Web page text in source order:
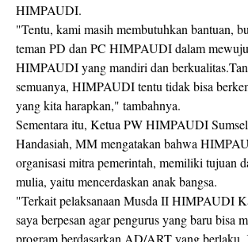
HIMPAUDI.
"Tentu, kami masih membutuhkan bantuan,
teman PD dan PC HIMPAUDI dalam
HIMPAUDI yang mandiri dan
semuanya, HIMPAUDI tentu tidak bisa
yang kita harapkan," tambahnya.
Sementara itu, Ketua PW HIMPAUDI
Handasiah, MM mengatakan bahwa
organisasi mitra pemerintah, memiliki tujuan
mulia, yaitu mencerdaskan anak bangsa.
"Terkait pelaksanaan Musda II HIMPAUDI
saya berpesan agar pengurus yang baru bisa
program berdasarkan AD/ART yang berlaku.